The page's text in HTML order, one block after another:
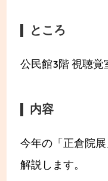
ところ
公民館3階 視聴覚
内容
今年の「正倉院
解説します。